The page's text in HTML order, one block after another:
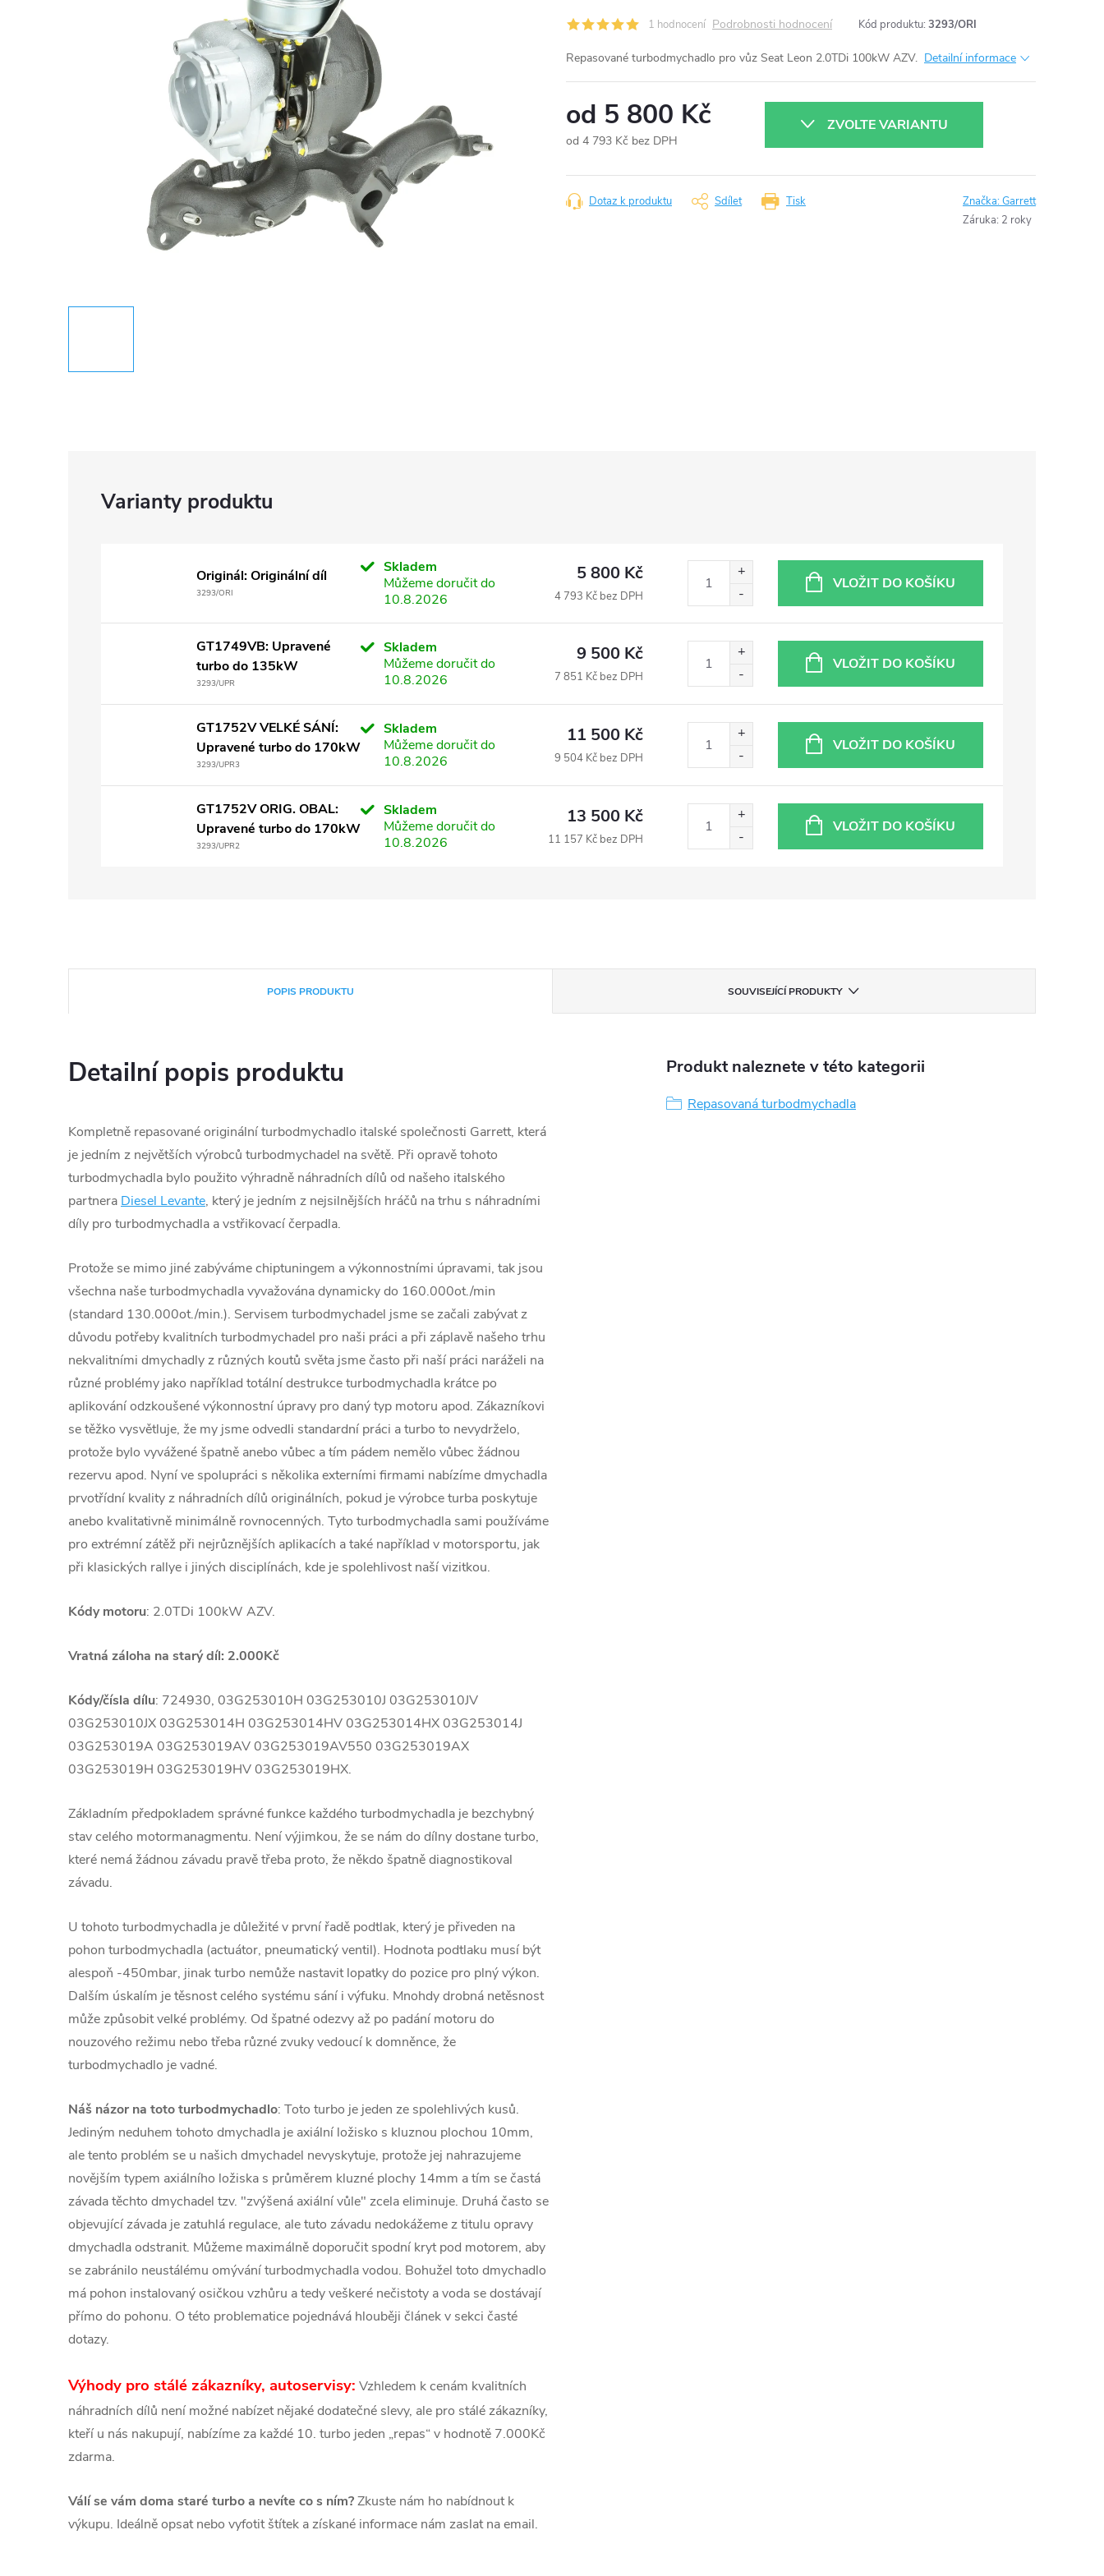
1 hodnocení Podrobnosti hodnocení Kód produktu: 3293/ORI
Repasované turbodmychadlo pro vůz Seat Leon 2.0TDi 100kW AZV. Detailní informace
od 5 800 Kč
od 4 793 Kč bez DPH
cena:
ZVOLTE VARIANTU
Tisk
Dotaz k produktu Sdílet Značka:Garrett
Záruka: 2 roky
Originál: Originální díl
3293/ORI
Skladem
Můžeme doručit do
10.8.2026
5 800 Kč
4 793 Kč bez DPH
VLOŽIT DO KOŠÍKU
GT1749VB: Upravené
turbo do 135kW
3293/UPR
Skladem
Můžeme doručit do
10.8.2026
9 500 Kč
7 851 Kč bez DPH
VLOŽIT DO KOŠÍKU
GT1752V VELKÉ SÁNÍ:
Upravené turbo do 170kW
3293/UPR3
Skladem
Můžeme doručit do
10.8.2026
11 500 Kč
9 504 Kč bez DPH
VLOŽIT DO KOŠÍKU
GT1752V ORIG. OBAL:
Upravené turbo do 170kW
3293/UPR2
Skladem
Můžeme doručit do
10.8.2026
13 500 Kč
11 157 Kč bez DPH
VLOŽIT DO KOŠÍKU
POPIS PRODUKTU SOUVISEJÍCÍ PRODUKTY
Detailní popis produktu
Kompletně repasované originální turbodmychadlo italské společnosti Garrett, která
je jedním z největších výrobců turbodmychadel na světě. Při opravě tohoto
turbodmychadla bylo použito výhradně náhradních dílů od našeho italského
partnera Diesel Levante, který je jedním z nejsilnějších hráčů na trhu s náhradními
díly pro turbodmychadla a vstřikovací čerpadla.
Protože se mimo jiné zabýváme chiptuningem a výkonnostními úpravami, tak jsou
všechna naše turbodmychadla vyvažována dynamicky do 160.000ot./min
(standard 130.000ot./min.). Servisem turbodmychadel jsme se začali zabývat z
důvodu potřeby kvalitních turbodmychadel pro naši práci a při záplavě našeho trhu
nekvalitními dmychadly z různých koutů světa jsme často při naší práci naráželi na
různé problémy jako například totální destrukce turbodmychadla krátce po
aplikování odzkoušené výkonnostní úpravy pro daný typ motoru apod. Zákazníkovi
se těžko vysvětluje, že my jsme odvedli standardní práci a turbo to nevydrželo,
protože bylo vyvážené špatně anebo vůbec a tím pádem nemělo vůbec žádnou
rezervu apod. Nyní ve spolupráci s několika externími firmami nabízíme dmychadla
prvotřídní kvality z náhradních dílů originálních, pokud je výrobce turba poskytuje
anebo kvalitativně minimálně rovnocenných. Tyto turbodmychadla sami používáme
pro extrémní zátěž při nejrůznějších aplikacích a také například v motorsportu, jak
při klasických rallye i jiných disciplínách, kde je spolehlivost naší vizitkou.
Kódy motoru: 2.0TDi 100kW AZV.
Vratná záloha na starý díl: 2.000Kč
Kódy/čísla dílu: 724930, 03G253010H 03G253010J 03G253010JV
03G253010JX 03G253014H 03G253014HV 03G253014HX 03G253014J
03G253019A 03G253019AV 03G253019AV550 03G253019AX
03G253019H 03G253019HV 03G253019HX.
Základním předpokladem správné funkce každého turbodmychadla je bezchybný
stav celého motormanagmentu. Není výjimkou, že se nám do dílny dostane turbo,
které nemá žádnou závadu pravě třeba proto, že někdo špatně diagnostikoval
závadu.
U tohoto turbodmychadla je důležité v první řadě podtlak, který je přiveden na
pohon turbodmychadla (actuátor, pneumatický ventil). Hodnota podtlaku musí být
alespoň -450mbar, jinak turbo nemůže nastavit lopatky do pozice pro plný výkon.
Dalším úskalím je těsnost celého systému sání i výfuku. Mnohdy drobná netěsnost
může způsobit velké problémy. Od špatné odezvy až po padání motoru do
nouzového režimu nebo třeba různé zvuky vedoucí k domněnce, že
turbodmychadlo je vadné.
Náš názor na toto turbodmychadlo: Toto turbo je jeden ze spolehlivých kusů.
Jediným neduhem tohoto dmychadla je axiální ložisko s kluznou plochou 10mm,
ale tento problém se u našich dmychadel nevyskytuje, protože jej nahrazujeme
novějším typem axiálního ložiska s průměrem kluzné plochy 14mm a tím se častá
závada těchto dmychadel tzv. "zvýšená axiální vůle" zcela eliminuje. Druhá často se
objevující závada je zatuhlá regulace, ale tuto závadu nedokážeme z titulu opravy
dmychadla odstranit. Můžeme maximálně doporučit spodní kryt pod motorem, aby
se zabránilo neustálému omývání turbodmychadla vodou. Bohužel toto dmychadlo
má pohon instalovaný osičkou vzhůru a tedy veškeré nečistoty a voda se dostávají
přímo do pohonu. O této problematice pojednává hlouběji článek v sekci časté
dotazy.
Výhody pro stálé zákazníky, autoservisy: Vzhledem k cenám kvalitních
náhradních dílů není možné nabízet nějaké dodatečné slevy, ale pro stálé zákazníky,
kteří u nás nakupují, nabízíme za každé 10. turbo jeden „repas“ v hodnotě 7.000Kč
zdarma.
Válí se vám doma staré turbo a nevíte co s ním?Zkuste nám ho nabídnout k
výkupu. Ideálně opsat nebo vyfotit štítek a získané informace nám zaslat na email.
Produkt naleznete v této kategorii
Repasovaná turbodmychadla